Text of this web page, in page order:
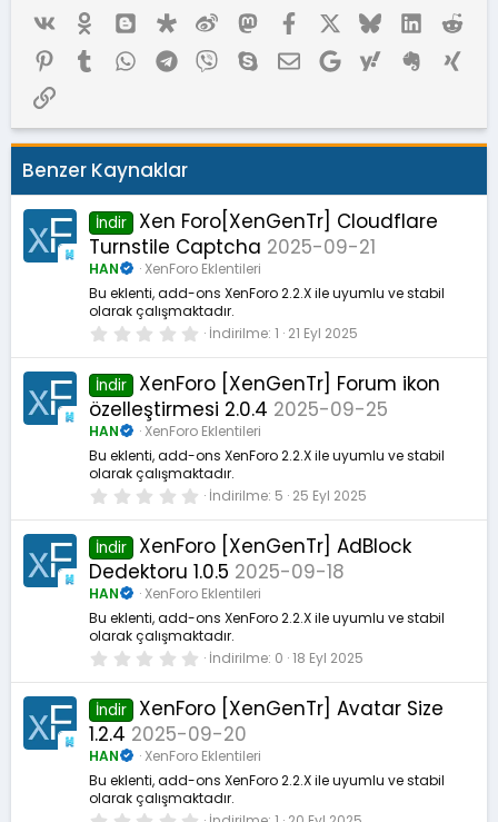
Vk Ok BloggerDiaspora
Weibo MastodonFacebookX (Twitter)
BlueskyLinkedIn
Pinterest
TumblrWhatsAppTelegram
Viber SkypeE-postaGoogleYahoo Evernote
Link
Benzer Kaynaklar
İndir
Xen Foro[XenGenTr] Cloudflare
Turnstile Captcha 2025-09-21
HAN
XenForo Eklentileri
Bu eklenti, add-ons XenForo 2.2.X ile uyumlu ve stabil
olarak çalışmaktadır.
0
0
0
y
ı
d
ı
z
İndirilme 1 21 Eyl 2025
İndir
XenForo [XenGenTr] Forum ikon
özelleştirmesi 2.0.4 2025-09-25
HAN
XenForo Eklentileri
Bu eklenti, add-ons XenForo 2.2.X ile uyumlu ve stabil
olarak çalışmaktadır.
0
0
0
y
ı
d
ı
z
İndirilme 5 25 Eyl 2025
İndir
XenForo [XenGenTr] AdBlock
Dedektoru 1.0.5 2025-09-18
HAN
XenForo Eklentileri
Bu eklenti, add-ons XenForo 2.2.X ile uyumlu ve stabil
olarak çalışmaktadır.
0
0
0
y
ı
d
ı
z
İndirilme 0 18 Eyl 2025
İndir
XenForo [XenGenTr] Avatar Size
1.2.4 2025-09-20
HAN
XenForo Eklentileri
Bu eklenti, add-ons XenForo 2.2.X ile uyumlu ve stabil
olarak çalışmaktadır.